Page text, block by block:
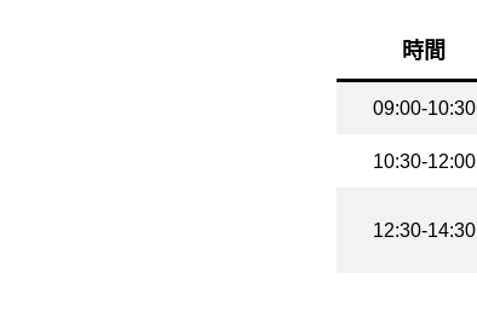
時間
09:00-10:30
10:30-12:00
12:30-14:30